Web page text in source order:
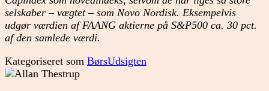
selskaber – vægtet – som Novo Nordisk. Eksempelvis
udgør værdien af FAANG aktierne på S&P500 ca. 30 pct.
af den samlede værdi.
Kategoriseret som BørsUdsigten